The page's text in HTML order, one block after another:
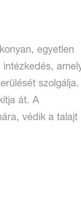
egyetlen
szolgálja.
át. A
védik a talajt